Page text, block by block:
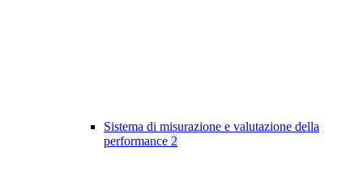
Sistema di misurazione e valutazione della
performance 2